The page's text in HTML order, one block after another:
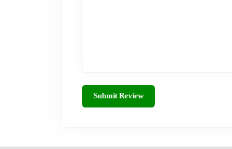
Submit Review